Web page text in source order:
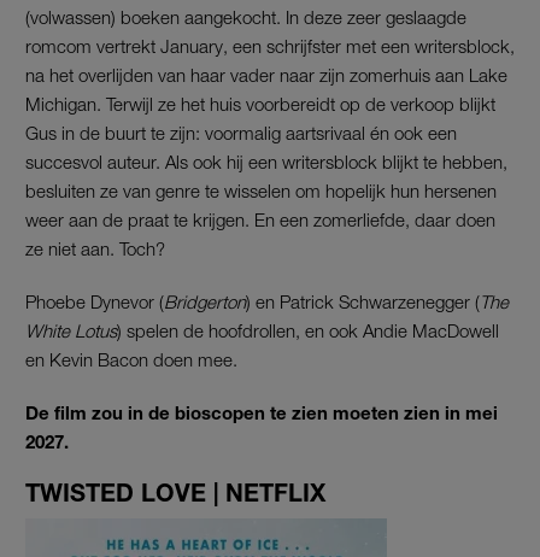
(volwassen) boeken aangekocht. In deze zeer geslaagde
romcom vertrekt January, een schrijfster met een writersblock,
na het overlijden van haar vader naar zijn zomerhuis aan Lake
Michigan. Terwijl ze het huis voorbereidt op de verkoop blijkt
Gus in de buurt te zijn: voormalig aartsrivaal én ook een
succesvol auteur. Als ook hij een writersblock blijkt te hebben,
besluiten ze van genre te wisselen om hopelijk hun hersenen
weer aan de praat te krijgen. En een zomerliefde, daar doen
ze niet aan. Toch?
Phoebe Dynevor (Bridgerton) en Patrick Schwarzenegger (The
White Lotus) spelen de hoofdrollen, en ook Andie MacDowell
en Kevin Bacon doen mee.
De film zou in de bioscopen te zien moeten zien in mei
2027.
TWISTED LOVE | NETFLIX